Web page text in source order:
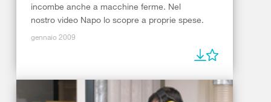
incombe anche a macchine ferme. Nel
nostro video Napo lo scopre a proprie spese.
gennaio 2009